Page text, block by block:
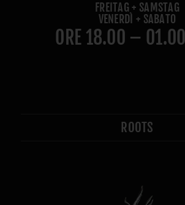
FREITAG + SAMSTAG
VENERDÌ + SABATO
ORE 18.00 –
ROOTS